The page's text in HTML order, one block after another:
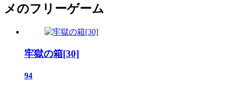
メのフリーゲーム
牢獄の箱[30]
94